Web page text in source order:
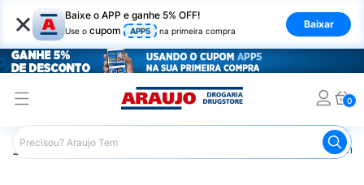
× Baixe o APP e ganhe 5% OFF!
Use o cupom APP5 na primeira compra
Baixar
0
Araujo Cabelo Coloração